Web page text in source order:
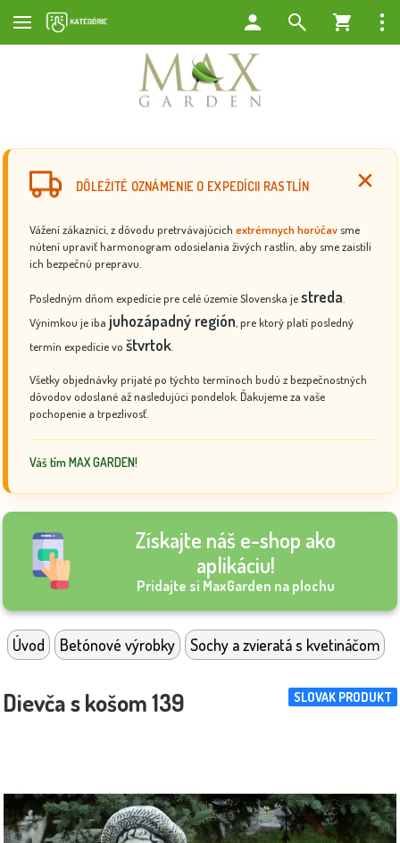
DÔLEŽITÉ OZNÁMENIE O EXPEDÍCII RASTLÍN
Vážení zákazníci, z dôvodu pretrvávajúcich extrémnych horúčav sme
nútení upraviť harmonogram odosielania živých rastlín, aby sme zaistili
ich bezpečnú prepravu.
Posledným dňom expedície pre celé územie Slovenska jestreda
Výnimkou je iba juhozápadný región , pre ktorý platí posledný
termín expedície vo štvrtok
Všetky objednávky prijaté po týchto termínoch budú z bezpečnostných
dôvodov odoslané až nasledujúci pondelok. Ďakujeme za vaše
pochopenie a trpezlivosť.
Váš tím MAX GARDEN!
Získajte náš e-shop ako
aplikáciu!
Pridajte si MaxGarden na plochu
Úvod Betónové výrobky Sochy a zvieratá s kvetináčom
SLOVAK PRODUKT
Dievča s košom 139